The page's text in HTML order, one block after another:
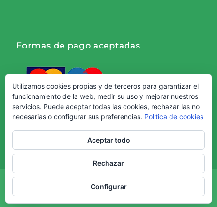
Formas de pago aceptadas
Copyright © - Web creada por Diseño Web Granada.
Términos y Condiciones
Utilizamos cookies propias y de terceros para garantizar el
funcionamiento de la web, medir su uso y mejorar nuestros
servicios. Puede aceptar todas las cookies, rechazar las no
necesarias o configurar sus preferencias. Política de cookies
Aceptar todo
Rechazar
Configurar